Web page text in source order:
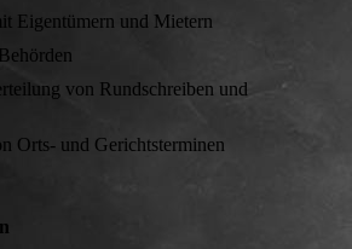
Eigentümern und Mietern
von Rundschreiben und
Orts- und Gerichtsterminen